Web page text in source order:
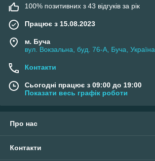
100% позитивних з 43 відгуків за рік
Працює з 15.08.2023
м. Буча
вул. Вокзальна, буд. 76-А, Буча, Україна
Контакти
Сьогодні працює з 09:00 до 19:00
Показати весь графік роботи
Про нас
Контакти